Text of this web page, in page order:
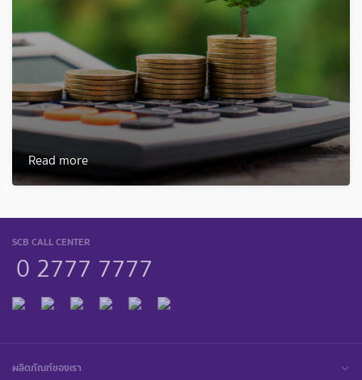
Read more
SCB CALL CENTER
0 2777 7777
ผลิตภัณฑ์ของเรา